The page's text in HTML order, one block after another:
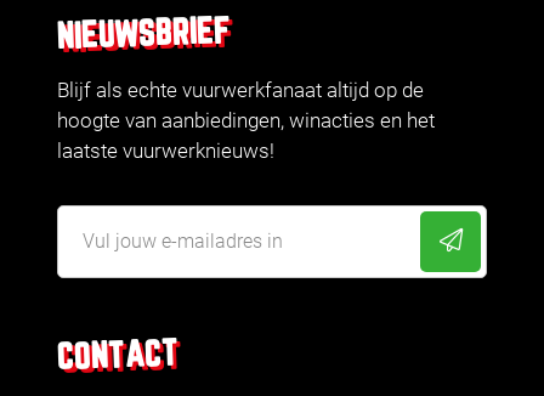
CONTACT
NIEUWSBRIEF
Blijf als echte vuurwerkfanaat altijd op de
hoogte van aanbiedingen, winacties en het
laatste vuurwerknieuws!